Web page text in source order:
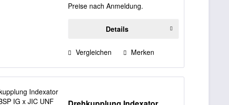
Preise nach Anmeldung.
Details
Vergleichen Merken